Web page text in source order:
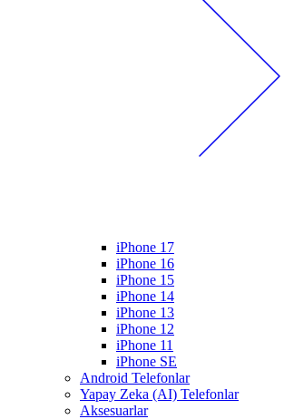
iPhone 17
iPhone 16
iPhone 15
iPhone 14
iPhone 13
iPhone 12
iPhone 11
iPhone SE
Android Telefonlar
Yapay Zeka (AI) Telefonlar
Aksesuarlar